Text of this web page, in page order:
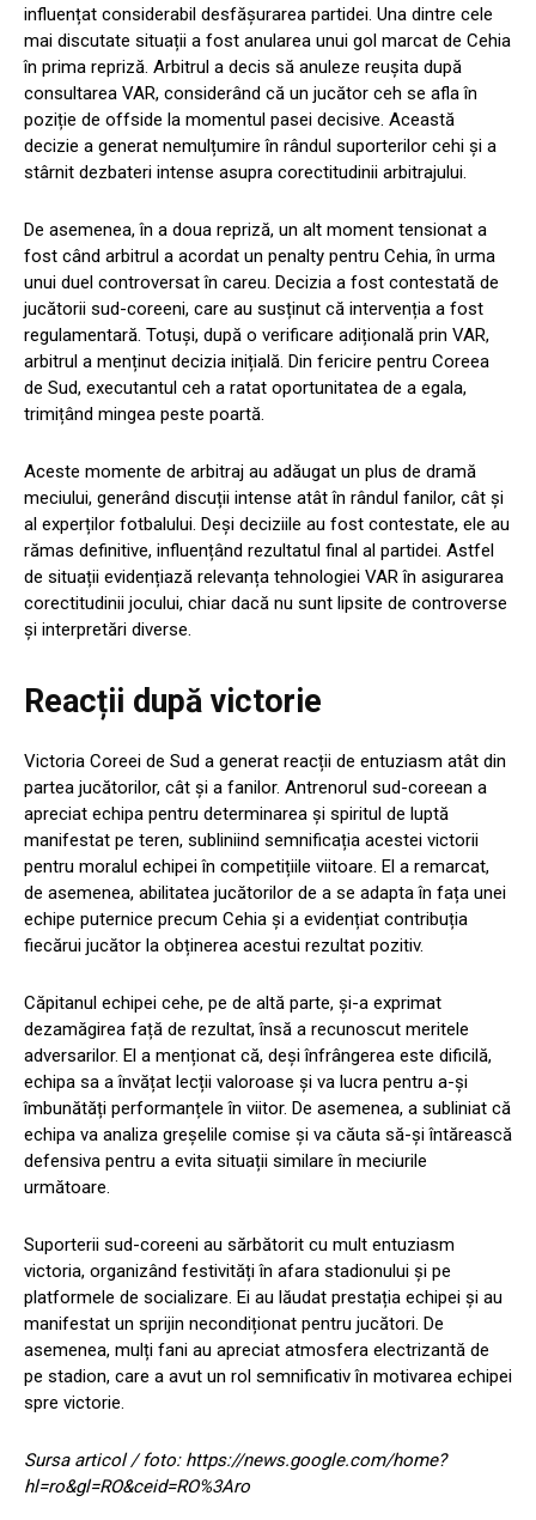
influențat considerabil desfășurarea partidei. Una dintre cele
mai discutate situații a fost anularea unui gol marcat de Cehia
în prima repriză. Arbitrul a decis să anuleze reușita după
consultarea VAR, considerând că un jucător ceh se afla în
poziție de offside la momentul pasei decisive. Această
decizie a generat nemulțumire în rândul suporterilor cehi și a
stârnit dezbateri intense asupra corectitudinii arbitrajului.
De asemenea, în a doua repriză, un alt moment tensionat a
fost când arbitrul a acordat un penalty pentru Cehia, în urma
unui duel controversat în careu. Decizia a fost contestată de
jucătorii sud-coreeni, care au susținut că intervenția a fost
regulamentară. Totuși, după o verificare adițională prin VAR,
arbitrul a menținut decizia inițială. Din fericire pentru Coreea
de Sud, executantul ceh a ratat oportunitatea de a egala,
trimițând mingea peste poartă.
Aceste momente de arbitraj au adăugat un plus de dramă
meciului, generând discuții intense atât în rândul fanilor, cât și
al experților fotbalului. Deși deciziile au fost contestate, ele au
rămas definitive, influențând rezultatul final al partidei. Astfel
de situații evidențiază relevanța tehnologiei VAR în asigurarea
corectitudinii jocului, chiar dacă nu sunt lipsite de controverse
și interpretări diverse.
Reacții după victorie
Victoria Coreei de Sud a generat reacții de entuziasm atât din
partea jucătorilor, cât și a fanilor. Antrenorul sud-coreean a
apreciat echipa pentru determinarea și spiritul de luptă
manifestat pe teren, subliniind semnificația acestei victorii
pentru moralul echipei în competițiile viitoare. El a remarcat,
de asemenea, abilitatea jucătorilor de a se adapta în fața unei
echipe puternice precum Cehia și a evidențiat contribuția
fiecărui jucător la obținerea acestui rezultat pozitiv.
Căpitanul echipei cehe, pe de altă parte, și-a exprimat
dezamăgirea față de rezultat, însă a recunoscut meritele
adversarilor. El a menționat că, deși înfrângerea este dificilă,
echipa sa a învățat lecții valoroase și va lucra pentru a-și
îmbunătăți performanțele în viitor. De asemenea, a subliniat că
echipa va analiza greșelile comise și va căuta să-și întărească
defensiva pentru a evita situații similare în meciurile
următoare.
Suporterii sud-coreeni au sărbătorit cu mult entuziasm
victoria, organizând festivități în afara stadionului și pe
platformele de socializare. Ei au lăudat prestația echipei și au
manifestat un sprijin necondiționat pentru jucători. De
asemenea, mulți fani au apreciat atmosfera electrizantă de
pe stadion, care a avut un rol semnificativ în motivarea echipei
spre victorie.
Sursa articol / foto: https://news.google.com/home?
hl=ro&gl=RO&ceid=RO%3Aro